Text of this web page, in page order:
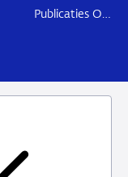
Publicaties Onderzoek